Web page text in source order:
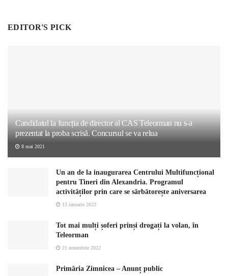
EDITOR'S PICK
Candidatul la funcția de director al CAS Teleorman nu s-a
prezentat la proba scrisă. Concursul se va relua
8 mai 2021
Un an de la inaugurarea Centrului Multifuncțional
pentru Tineri din Alexandria. Programul
activităților prin care se sărbătorește aniversarea
13 ianuarie 2023
Tot mai mulți șoferi prinși drogați la volan, în
Teleorman
21 noiembrie 2022
Primăria Zimnicea – Anunț public